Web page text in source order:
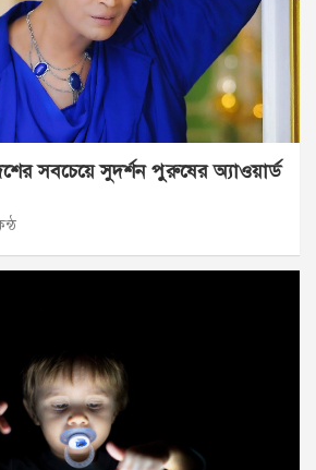
সবচেয়ে সুদর্শন পুরুষের অ্যাওয়ার্ড